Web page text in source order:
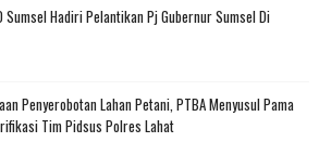
Sumsel Hadiri Pelantikan Pj Gubernur Sumsel Di
Penyerobotan Lahan Petani, PTBA Menyusul Pama
Tim Pidsus Polres Lahat